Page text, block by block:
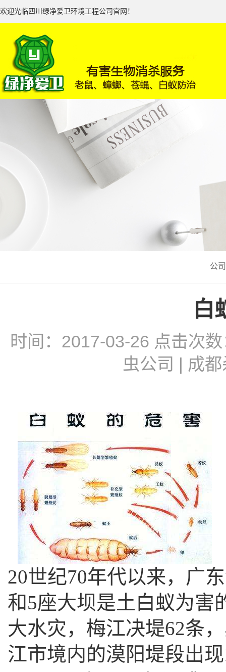
欢迎光临四川绿净爱卫环境工程公司官网！
公
白
时间：2017-03-26 点击次
虫公司 | 成
20世纪70年代以来，广
和5座大坝是土白蚁为害
大水灾，梅江决堤62条
江市境内的漠阳堤段出